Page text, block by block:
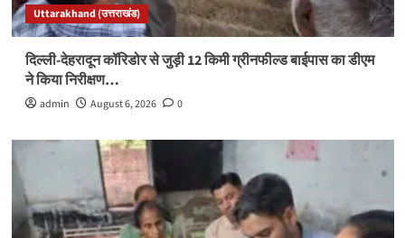
Uttarakhand (उत्तराखंड)
दिल्ली-देहरादून कॉरिडोर से जुड़ी 12 किमी ग्रीनफील्ड बाईपास का डीएम
ने किया निरीक्षण…
admin August 6, 2026 0